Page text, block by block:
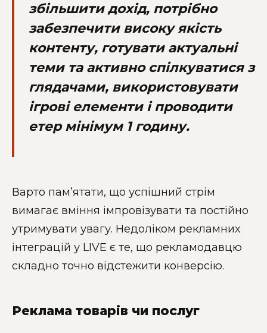
збільшити дохід, потрібно
забезпечити високу якість
контенту, готувати актуальні
теми та активно спілкуватися з
глядачами, використовувати
ігрові елементи і проводити
етер мінімум 1 годину.
Варто пам’ятати, що успішний стрім
вимагає вміння імпровізувати та постійно
утримувати увагу. Недоліком рекламних
інтеграцій у LIVE є те, що рекламодавцю
складно точно відстежити конверсію.
Реклама товарів чи послуг